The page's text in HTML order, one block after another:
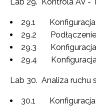
29.1 Konfiguracja
29.2 Podłączenie
29.3 Konfiguracja
29.4 Konfiguracja
Lab 30. Analiza ruchu
30.1 Konfiguracja